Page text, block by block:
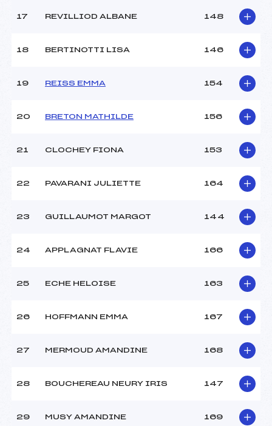
17 REVILLIOD ALBANE 148
18 BERTINOTTI LISA 146
19 REISS EMMA 154
20 BRETON MATHILDE 156
21 CLOCHEY FIONA 153
22 PAVARANI JULIETTE 164
23 GUILLAUMOT MARGOT 144
24 APPLAGNAT FLAVIE 166
25 ECHE HELOISE 163
26 HOFFMANN EMMA 167
27 MERMOUD AMANDINE 168
28 BOUCHEREAU NEURY IRIS 147
29 MUSY AMANDINE 169